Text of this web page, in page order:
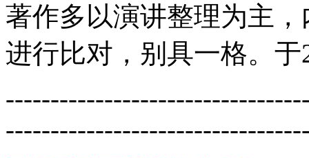
著作多以演讲整理为主
进行比对，别具一格。